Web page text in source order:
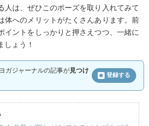
人は、ぜひこのポーズを取り入れてみて
体へのメリットがたくさんあります。前
イントをしっかりと押さえつつ、一緒に
しょう！
ガジャーナルの記事が見つけ
登録する